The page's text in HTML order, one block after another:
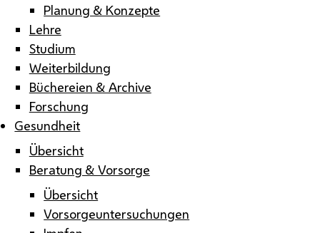
Planung & Konzepte
Lehre
Studium
Weiterbildung
Büchereien & Archive
Forschung
Gesundheit
Übersicht
Beratung & Vorsorge
Übersicht
Vorsorgeuntersuchungen